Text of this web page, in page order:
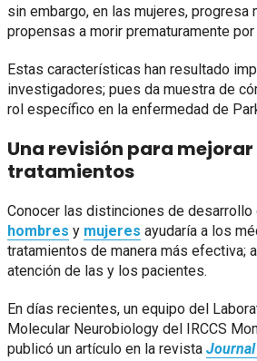
sin embargo, en las mujeres, progresa
propensas a morir prematuramente
Estas características han resultado
investigadores; pues da muestra de
rol específico en la enfermedad de
Una revisión para mejorar
tratamientos
Conocer las distinciones de desarrollo
hombres y mujeres ayudaría a los
tratamientos de manera más efectiva;
atención de las y los pacientes.
En días recientes, un equipo del
Molecular Neurobiology del IRCCS
publicó un artículo en la revista Journal